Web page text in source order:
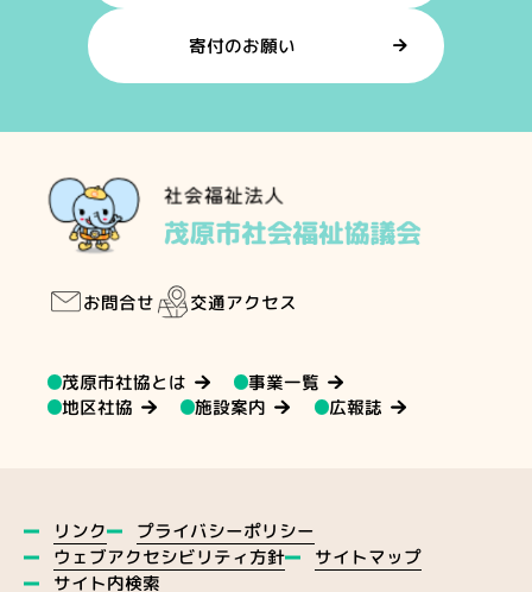
寄付のお願い
お問合せ 交通アクセス
茂原市社協とは
事業一覧
地区社協
施設案内 広報誌
リンク プライバシーポリシー
ウェブアクセシビリティ方針
サイトマップ
サイト内検索